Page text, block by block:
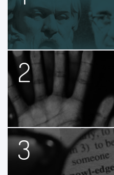
2
3